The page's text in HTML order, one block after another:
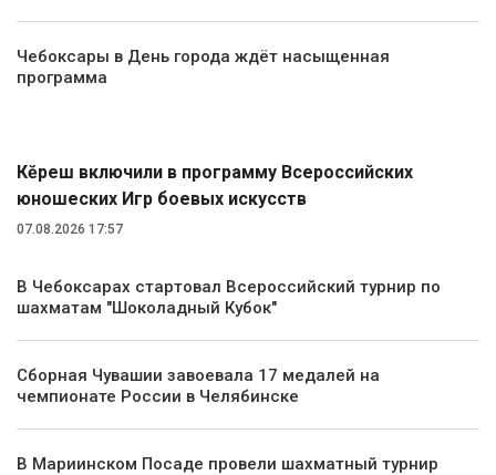
Чебоксары в День города ждёт насыщенная
программа
Кĕрешӳ включили в программу Всероссийских
юношеских Игр боевых искусств
07.08.2026 17:57
В Чебоксарах стартовал Всероссийский турнир по
шахматам "Шоколадный Кубок"
Сборная Чувашии завоевала 17 медалей на
чемпионате России в Челябинске
В Мариинском Посаде провели шахматный турнир